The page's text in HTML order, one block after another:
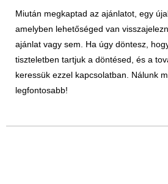
Miután megkaptad az ajánlatot, egy
amelyben lehetőséged van
ajánlat vagy sem. Ha úgy döntesz,
tiszteletben tartjuk a döntésed, és a
keressük ezzel kapcsolatban. Nálunk
legfontosabb!